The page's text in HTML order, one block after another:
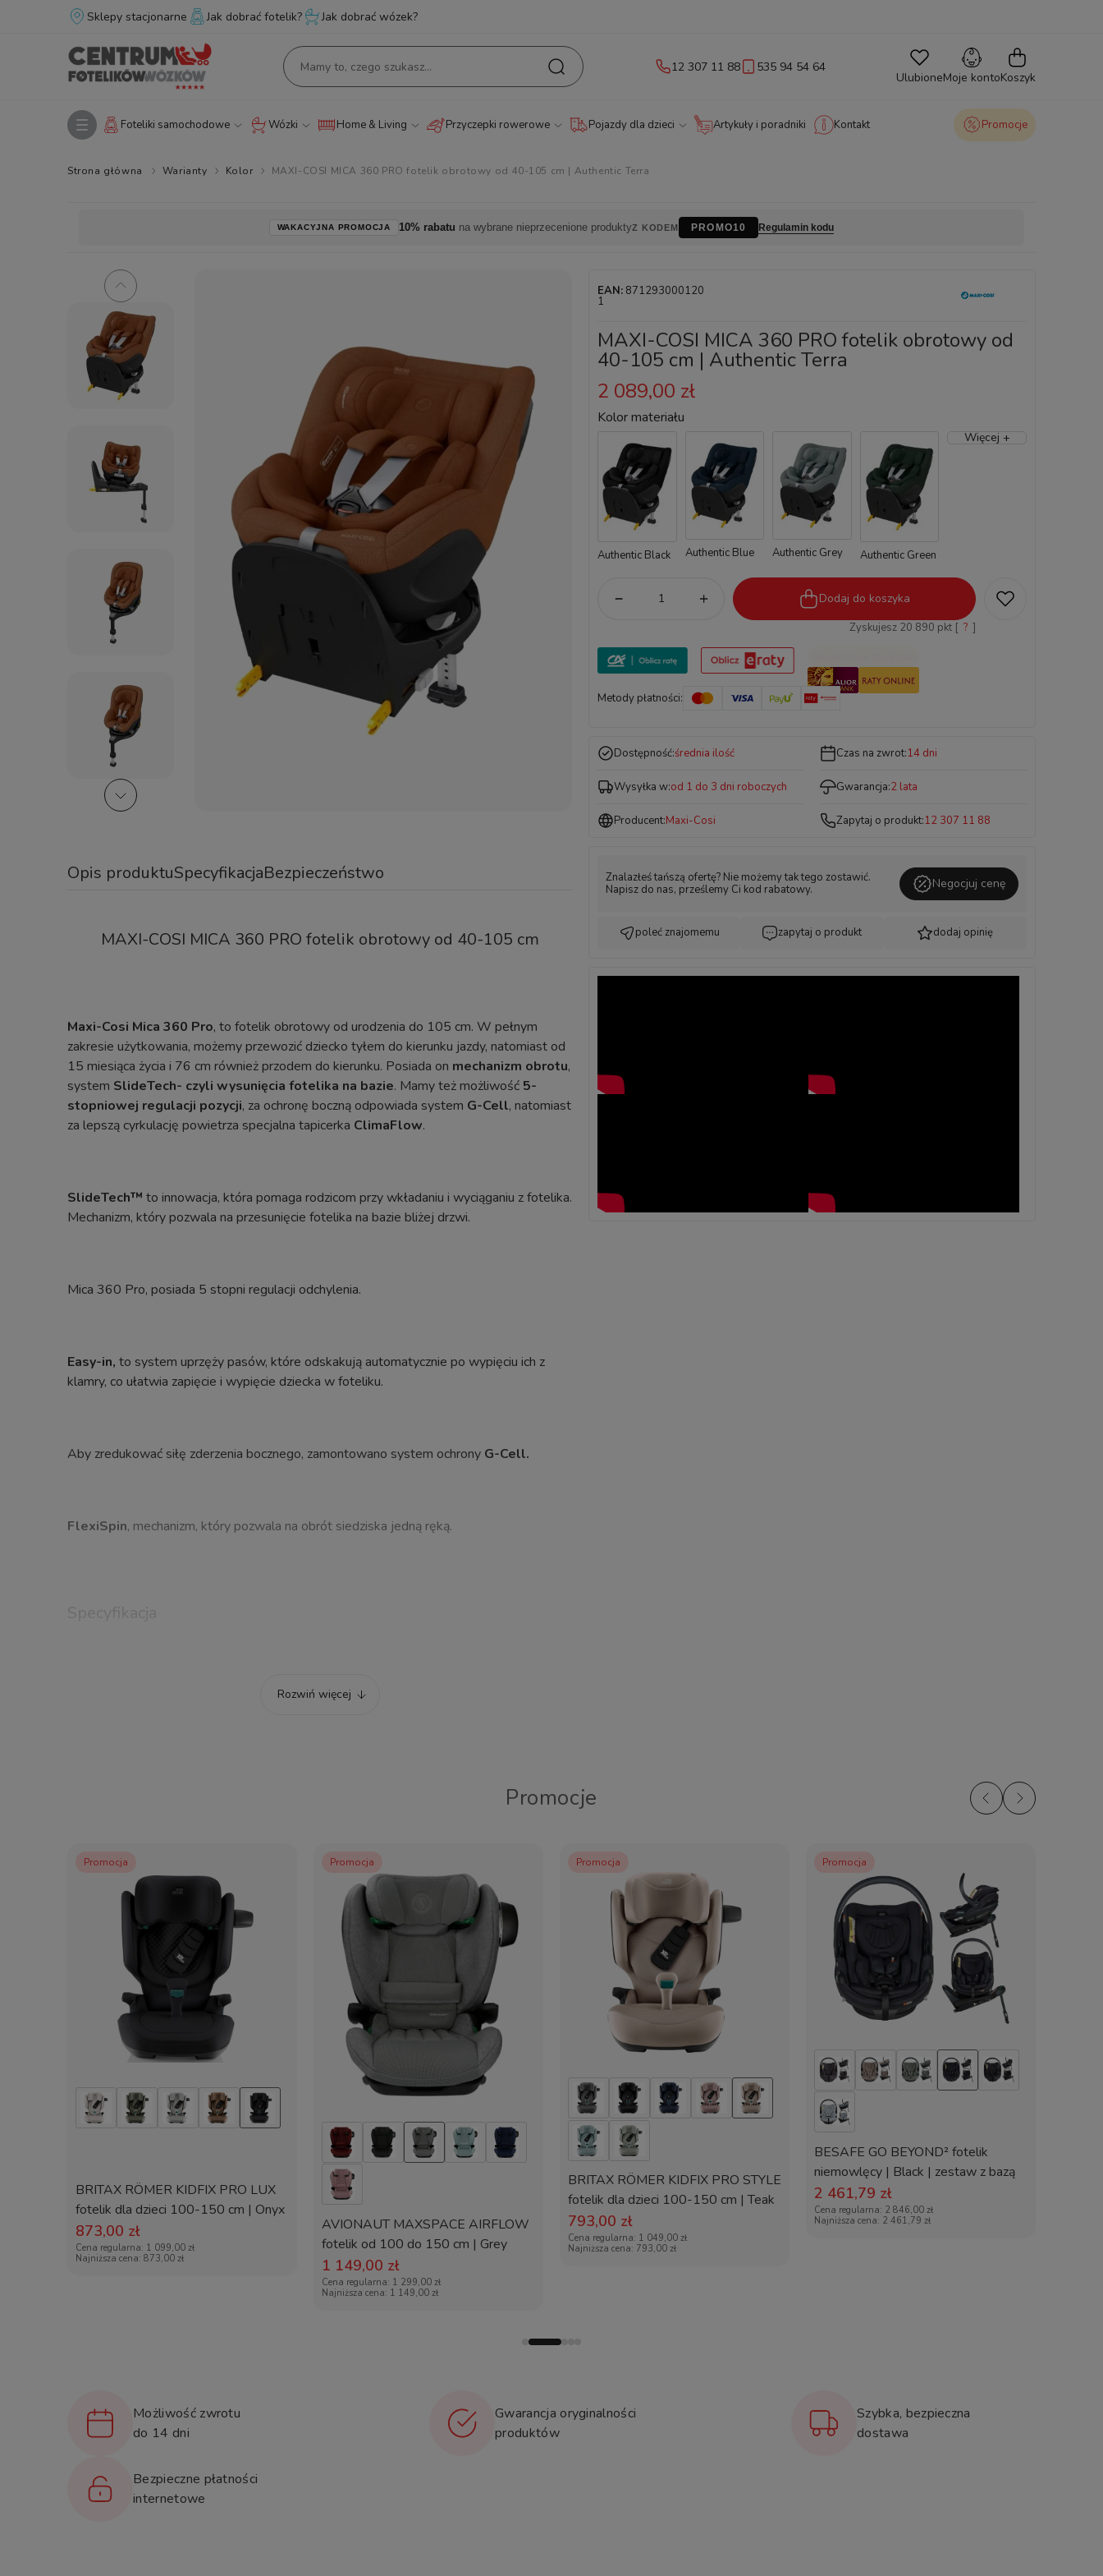
Sklepy stacjonarne Jak dobrać fotelik? Jak dobrać wózek?
12 307 11 88 535 94 54 64
UlubioneMoje kontoKoszyk
Foteliki samochodowe Wózki Home & Living Przyczepki rowerowe Pojazdy dla dzieci Artykuły i poradniki Kontakt Promocje
Strona główna Warianty Kolor MAXI-COSI MICA 360 PRO fotelik obrotowy od 40-105 cm | Authentic Terra
WAKACYJNA PROMOCJA 10% rabatu na wybrane nieprzecenione produktyZ KODEM PROMO10 Regulamin kodu
EAN: 871293000120
1
MAXI-COSI MICA 360 PRO fotelik obrotowy od
40-105 cm | Authentic Terra
2 089,00 zł
Kolor materiału
Authentic Black Authentic Blue Authentic Grey Authentic Green
Więcej +
Dodaj do koszyka
Zyskujesz 20 890 pkt [ ? ]
Metody płatności:
Dostępność:średnia ilość
Wysyłka w:od 1 do 3 dni roboczych
Producent:Maxi-Cosi
Czas na zwrot:14 dni
Gwarancja:2 lata
Zapytaj o produkt:12 307 11 88
Znalazłeś tańszą ofertę? Nie możemy tak tego zostawić.
Napisz do nas, prześlemy Ci kod rabatowy.
Negocjuj cenę
poleć znajomemu zapytaj o produkt dodaj opinię
Opis produktuSpecyfikacjaBezpieczeństwo
MAXI-COSI MICA 360 PRO fotelik obrotowy od 40-105 cm
Maxi-Cosi Mica 360 Pro, to fotelik obrotowy od urodzenia do 105 cm. W pełnym
zakresie użytkowania, możemy przewozić dziecko tyłem do kierunku jazdy, natomiast od
15 miesiąca życia i 76 cm również przodem do kierunku. Posiada on mechanizm obrotu,
system SlideTech- czyli wysunięcia fotelika na bazie. Mamy też możliwość 5-
stopniowej regulacji pozycji, za ochronę boczną odpowiada system G-Cell, natomiast
za lepszą cyrkulację powietrza specjalna tapicerka ClimaFlow.
SlideTech™ to innowacja, która pomaga rodzicom przy wkładaniu i wyciąganiu z fotelika.
Mechanizm, który pozwala na przesunięcie fotelika na bazie bliżej drzwi.
Mica 360 Pro, posiada 5 stopni regulacji odchylenia.
Easy-in, to system uprzęży pasów, które odskakują automatycznie po wypięciu ich z
klamry, co ułatwia zapięcie i wypięcie dziecka w foteliku.
Aby zredukować siłę zderzenia bocznego, zamontowano system ochrony G-Cell.
FlexiSpin, mechanizm, który pozwala na obrót siedziska jedną ręką.
Zakres jazdy tyłem
Zakres jazdy przodem
76-105 cm
Montaż ISOFIX
Noga podpierająca
Top Tether
Zapięcie dziecka
zintegrowana z pasami
Obrotowe siedzisko
Regulacja pochylenia
Ocena ogólna ADAC
Gwarancja
2 lata
Rozwiń więcej
Promocje
BRITAX RÖMER KIDFIX PRO LUX
fotelik dla dzieci 100-150 cm | Onyx
Black
873,00 zł
Cena regularna: 1 099,00 zł
Najniższa cena: 873,00 zł
Promocja
AVIONAUT MAXSPACE AIRFLOW
fotelik od 100 do 150 cm | Grey
1 149,00 zł
Cena regularna: 1 299,00 zł
Najniższa cena: 1 149,00 zł
Promocja
BRITAX RÖMER KIDFIX PRO STYLE
fotelik dla dzieci 100-150 cm | Teak
793,00 zł
Cena regularna: 1 049,00 zł
Najniższa cena: 793,00 zł
Promocja
BESAFE GO BEYOND² fotelik
niemowlęcy | Black | zestaw z bazą
ISOFIX
2 461,79 zł
Cena regularna: 2 846,00 zł
Najniższa cena: 2 461,79 zł
Promocja
Możliwość zwrotu
do 14 dni
Gwarancja oryginalności
produktów
Szybka, bezpieczna
dostawa
Bezpieczne płatności
internetowe